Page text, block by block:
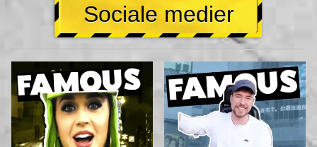
Sociale medier